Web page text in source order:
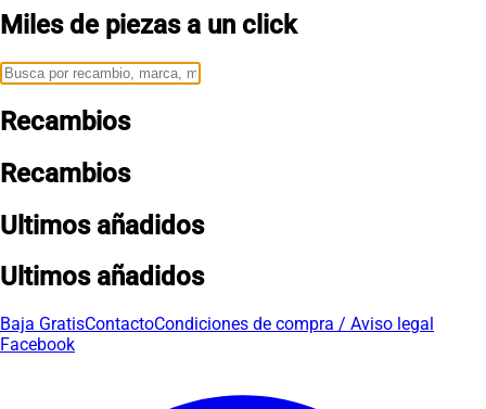
Miles de piezas a un click
Recambios
Recambios
Ultimos añadidos
Ultimos añadidos
Baja GratisContactoCondiciones de compra / Aviso legal
Facebook